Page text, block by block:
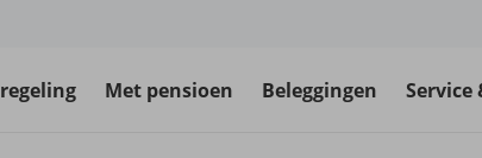
Met pensioen Beleggingen Service